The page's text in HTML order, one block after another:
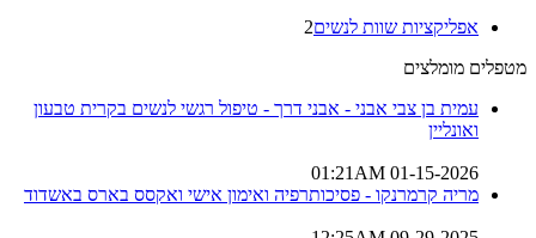
אפליקציות שוות לנשים2
מטפלים מומלצים
עמית בן צבי אבני - אבני דרך - טיפול רגשי לנשים בקרית טבעון
ואונליין
01-15-2026 01:21AM
מריה קרמרנקו - פסיכותרפיה ואימון אישי ואקסס בארס באשדוד